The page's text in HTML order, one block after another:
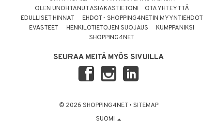
OLEN UNOHTANUT ASIAKASTIETONI
OTA YHTEYTTÄ
EDULLISET HINNAT
EHDOT - SHOPPING4NETIN MYYNTIEHDOT
EVÄSTEET
HENKILÖTIETOJEN SUOJAUS
KUMPPANIKSI
SHOPPING4NET
SEURAA MEITÄ MYÖS SIVUILLA
© 2026 SHOPPING4NET • SITEMAP
SUOMI